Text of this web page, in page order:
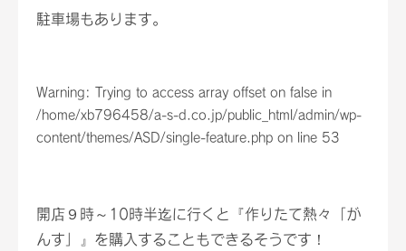
駐車場もあります。
Warning : Trying to access array offset on false in
/home/xb796458/a-s-d.co.jp/public_html/admin/wp-
content/themes/ASD/single-feature.php on line 53
開店９時～10時半迄に行くと『作りたて熱々「が
んす」』を購入することもできるそうです！